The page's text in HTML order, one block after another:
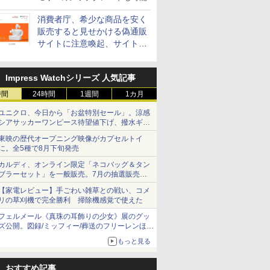
消費者庁、希少な商品を安く
販売すると見せかける偽通販
サイトに注意喚起、サイト名
Impress Watchシリーズ 人気記事
24時間 1週間 1カ月
ニクロ、今日から「お盆特別セール」。涼感
アサッカーワンピース待望値下げ、撥水ギア
ョーツは1990円に
映の歴代オープニング映像がカプセルトイ
。全5種で8月下旬発売
ルディ、オンライン限定「ネコバッグ＆タン
ラーセット」を一般販売。7月の抽選販売の
選無効分
家電レビュー】手ごわい雑草との戦い、コメ
の草刈機で完全勝利 掃除機感覚で使えた
ェルメール《真珠の耳飾りの少女》展のグッ
公開。図録/ミッフィー/葬送のフリーレンほ
もっと見る